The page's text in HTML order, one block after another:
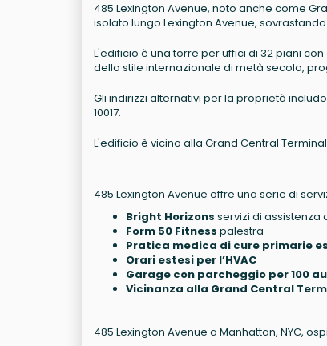
485 Lexington Avenue, noto anche come
isolato lungo Lexington Avenue,
L'edificio è una torre per uffici di 32 piani
dello stile internazionale di metà secolo,
Gli indirizzi alternativi per la proprietà
10017.
L'edificio è vicino alla Grand Central
485 Lexington Avenue offre una serie di
Bright Horizons servizi di assistenza
Form 50 Fitness palestra
Pratica medica di cure primarie
Orari estesi per l’HVAC
Garage con parcheggio per 100
Vicinanza alla Grand Central
485 Lexington Avenue a Manhattan, NYC,